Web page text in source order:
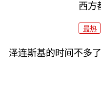
西方
最热
泽连斯基的时间不多